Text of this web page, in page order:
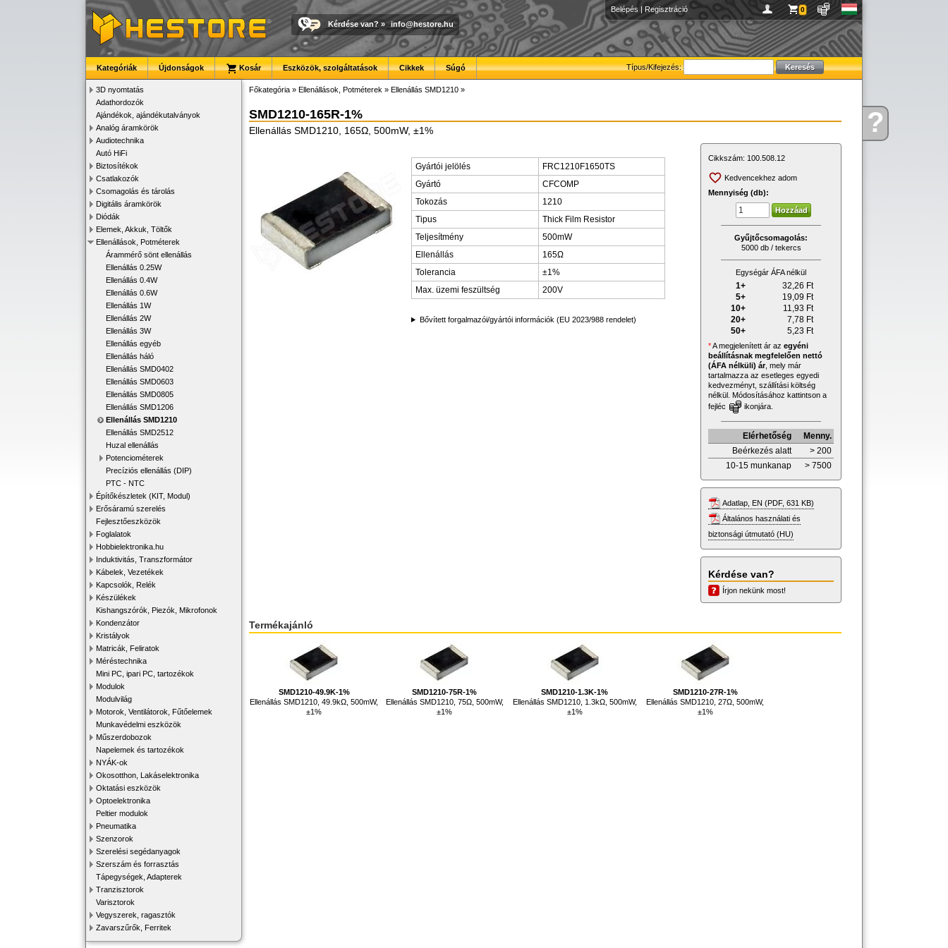
Kérdése?
Belépés | Regisztráció 0
Kérdése van? » info@hestore.hu
Típus/Kifejezés:
Kategóriák Újdonságok Kosár Eszközök, szolgáltatások Cikkek Súgó
3D nyomtatás
Adathordozók
Ajándékok, ajándékutalványok
Analóg áramkörök
Audiotechnika
Autó HiFi
Biztosítékok
Csatlakozók
Csomagolás és tárolás
Digitális áramkörök
Diódák
Elemek, Akkuk, Töltők
Ellenállások, Potméterek
Árammérő sönt ellenállás
Ellenállás 0.25W
Ellenállás 0.4W
Ellenállás 0.6W
Ellenállás 1W
Ellenállás 2W
Ellenállás 3W
Ellenállás egyéb
Ellenállás háló
Ellenállás SMD0402
Ellenállás SMD0603
Ellenállás SMD0805
Ellenállás SMD1206
Ellenállás SMD1210
Ellenállás SMD2512
Huzal ellenállás
Potenciométerek
Precíziós ellenállás (DIP)
PTC - NTC
Építőkészletek (KIT, Modul)
Erősáramú szerelés
Fejlesztőeszközök
Foglalatok
Hobbielektronika.hu
Induktivitás, Transzformátor
Kábelek, Vezetékek
Kapcsolók, Relék
Készülékek
Kishangszórók, Piezók, Mikrofonok
Kondenzátor
Kristályok
Matricák, Feliratok
Méréstechnika
Mini PC, ipari PC, tartozékok
Modulok
Modulvilág
Motorok, Ventilátorok, Fűtőelemek
Munkavédelmi eszközök
Műszerdobozok
Napelemek és tartozékok
NYÁK-ok
Okosotthon, Lakáselektronika
Oktatási eszközök
Optoelektronika
Peltier modulok
Pneumatika
Szenzorok
Szerelési segédanyagok
Szerszám és forrasztás
Tápegységek, Adapterek
Tranzisztorok
Varisztorok
Vegyszerek, ragasztók
Zavarszűrők, Ferritek
Főkategória » Ellenállások, Potméterek » Ellenállás SMD1210 »
SMD1210-165R-1%
Ellenállás SMD1210, 165Ω, 500mW, ±1%
Gyártói jelölés
FRC1210F1650TS
Gyártó
CFCOMP
Tokozás
1210
Tipus
Thick Film Resistor
Teljesítmény
500mW
Ellenállás
165Ω
Tolerancia
±1%
Max. üzemi feszültség
200V
Bővített forgalmazói/gyártói információk (EU 2023/988 rendelet)
Cikkszám: 100.508.12
Kedvencekhez adom
Mennyiség (db):
Gyűjtőcsomagolás:
5000 db / tekercs
Egységár ÁFA nélkül
1+ 32,26 Ft
5+
19,09 Ft
10+
11,93 Ft
20+
7,78 Ft
50+
5,23 Ft
*A megjelenített ár az egyéni
beállításnak megfelelően nettó
(ÁFA nélküli) ár, mely már
tartalmazza az esetleges egyedi
kedvezményt, szállítási költség
nélkül. Módosításához kattintson a
fejléc
ikonjára.
Elérhetőség
Menny.
Beérkezés alatt
> 200
10-15 munkanap
> 7500
Adatlap, EN (PDF, 631 KB)
Általános használati és
biztonsági útmutató (HU)
Kérdése van?
Írjon nekünk most!
Termékajánló
SMD1210-49.9K-1%
Ellenállás SMD1210, 49.9kΩ, 500mW,
±1%
SMD1210-75R-1%
Ellenállás SMD1210, 75Ω, 500mW,
±1%
SMD1210-1.3K-1%
Ellenállás SMD1210, 1.3kΩ, 500mW,
±1%
SMD1210-27R-1%
Ellenállás SMD1210, 27Ω, 500mW,
±1%